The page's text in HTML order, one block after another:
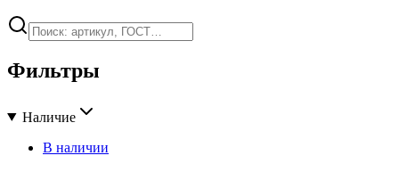
Фильтры
Наличие
В наличии